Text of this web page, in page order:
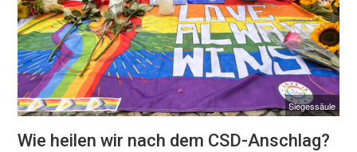
Siegessäule
Wie heilen wir nach dem CSD-Anschlag?